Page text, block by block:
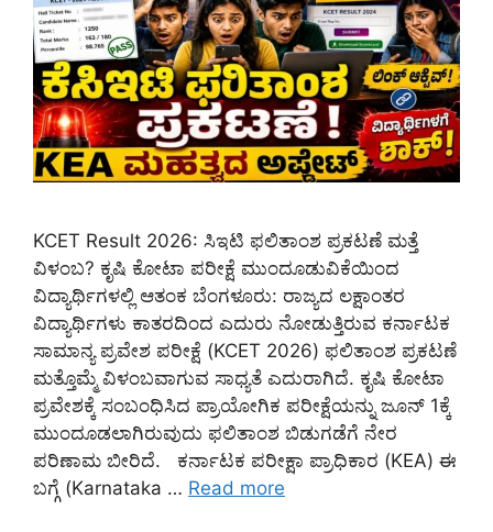
KCET Result 2026: ಸಿಇಟಿ ಫಲಿತಾಂಶ ಪ್ರಕಟಣೆ ಮತ್ತೆ
ವಿಳಂಬ? ಕೃಷಿ ಕೋಟಾ ಪರೀಕ್ಷೆ ಮುಂದೂಡುವಿಕೆಯಿಂದ
ವಿದ್ಯಾರ್ಥಿಗಳಲ್ಲಿ ಆತಂಕ ಬೆಂಗಳೂರು: ರಾಜ್ಯದ ಲಕ್ಷಾಂತರ
ವಿದ್ಯಾರ್ಥಿಗಳು ಕಾತರದಿಂದ ಎದುರು ನೋಡುತ್ತಿರುವ ಕರ್ನಾಟಕ
ಸಾಮಾನ್ಯ ಪ್ರವೇಶ ಪರೀಕ್ಷೆ (KCET 2026) ಫಲಿತಾಂಶ ಪ್ರಕಟಣೆ
ಮತ್ತೊಮ್ಮೆ ವಿಳಂಬವಾಗುವ ಸಾಧ್ಯತೆ ಎದುರಾಗಿದೆ. ಕೃಷಿ ಕೋಟಾ
ಪ್ರವೇಶಕ್ಕೆ ಸಂಬಂಧಿಸಿದ ಪ್ರಾಯೋಗಿಕ ಪರೀಕ್ಷೆಯನ್ನು ಜೂನ್ 1ಕ್ಕೆ
ಮುಂದೂಡಲಾಗಿರುವುದು ಫಲಿತಾಂಶ ಬಿಡುಗಡೆಗೆ ನೇರ
ಪರಿಣಾಮ ಬೀರಿದೆ. ಕರ್ನಾಟಕ ಪರೀಕ್ಷಾ ಪ್ರಾಧಿಕಾರ (KEA) ಈ
ಬಗ್ಗೆ (Karnataka … Read more